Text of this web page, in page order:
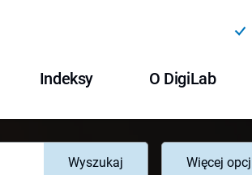
Indeksy O DigiLab
Wyszukaj
Więcej